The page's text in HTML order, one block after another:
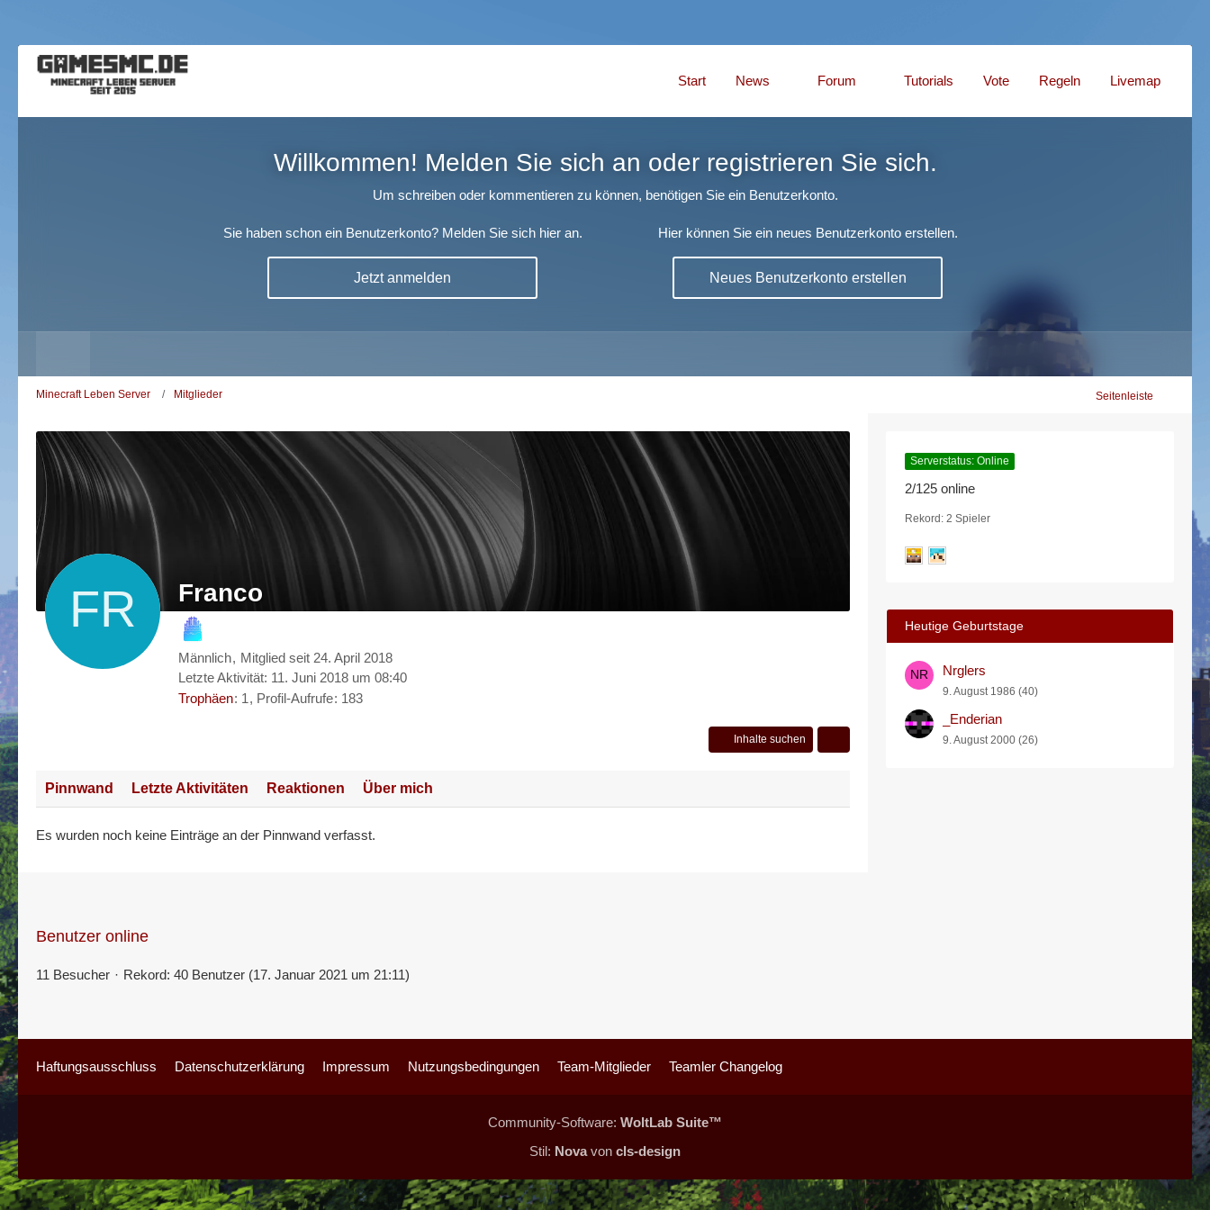
Start News Forum Tutorials Vote Regeln Livemap
Willkommen! Melden Sie sich an oder registrieren Sie sich.
Um schreiben oder kommentieren zu können, benötigen Sie ein Benutzerkonto.
Sie haben schon ein Benutzerkonto? Melden Sie sich hier an.
Jetzt anmelden
Hier können Sie ein neues Benutzerkonto erstellen.
Neues Benutzerkonto erstellen
Minecraft Leben Server Mitglieder Seitenleiste
Franco
Männlich
Mitglied seit 24. April 2018
Letzte Aktivität: 11. Juni 2018 um 08:40
Trophäen 1 Profil-Aufrufe 183
Inhalte suchen
Pinnwand Letzte Aktivitäten Reaktionen Über mich
Es wurden noch keine Einträge an der Pinnwand verfasst.
Serverstatus: Online
2/125 online
Rekord: 2 Spieler
Heutige Geburtstage
Nrglers
9. August 1986 (40)
_Enderian
9. August 2000 (26)
Benutzer online
11 Besucher Rekord: 40 Benutzer (17. Januar 2021 um 21:11)
Haftungsausschluss Datenschutzerklärung Impressum Nutzungsbedingungen Team-Mitglieder Teamler Changelog
Community-Software: WoltLab Suite™
Stil: Novavon cls-design